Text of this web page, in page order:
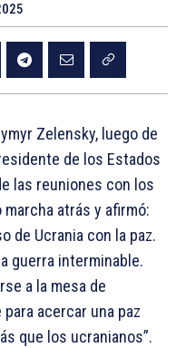
Zelensky, luego de
de los Estados
las reuniones con los
marcha atrás y afirmó:
de Ucrania con la paz.
guerra interminable.
a la mesa de
acercar una paz
que los ucranianos”.